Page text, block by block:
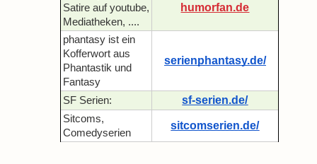
Satire auf youtube,
Mediatheken, ....
humorfan.de
phantasy ist ein
Kofferwort aus
Phantastik und
Fantasy
serienphantasy.de/
SF Serien: sf-serien.de/
Sitcoms,
Comedyserien
sitcomserien.de/